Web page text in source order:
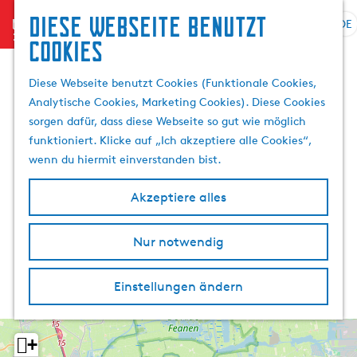
Diese Webseite benutzt
Cookies
Diese Webseite benutzt Cookies (Funktionale Cookies,
Analytische Cookies, Marketing Cookies). Diese Cookies
sorgen dafür, dass diese Webseite so gut wie möglich
funktioniert. Klicke auf „Ich akzeptiere alle Cookies“,
wenn du hiermit einverstanden bist.
Akzeptiere alles
Nur notwendig
Einstellungen ändern
menu
G
e
h
e
n
S
i
e
u
H
p
a
h
S
n
A
DE
+